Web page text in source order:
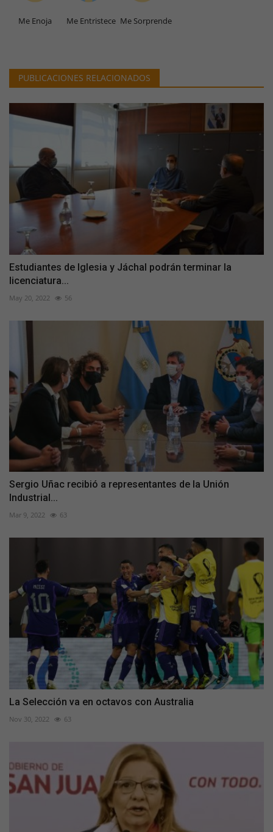
Me Enoja Me Entristece Me Sorprende
PUBLICACIONES RELACIONADOS
Estudiantes de Iglesia y Jáchal podrán terminar la
licenciatura...
May 20, 2022 56
Sergio Uñac recibió a representantes de la Unión
Industrial...
Mar 9, 2022 63
La Selección va en octavos con Australia
Nov 30, 2022 63